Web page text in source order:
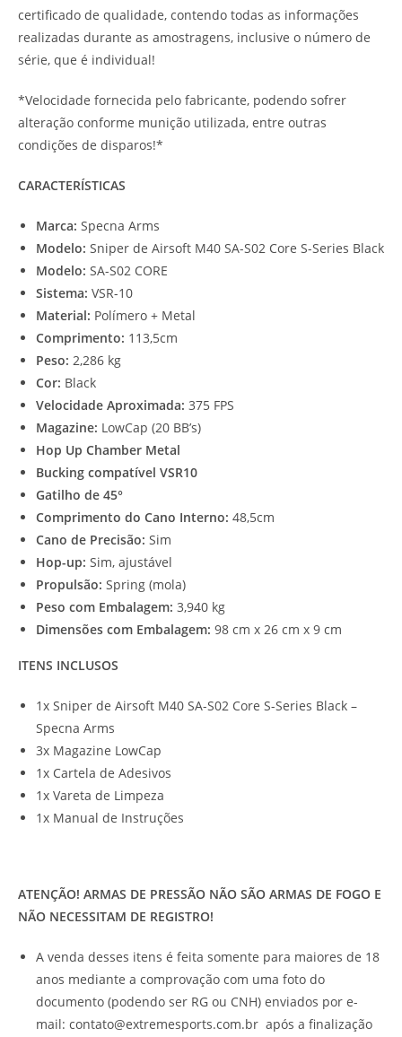
certificado de qualidade, contendo todas as informações
realizadas durante as amostragens, inclusive o número de
série, que é individual!
*Velocidade fornecida pelo fabricante, podendo sofrer
alteração conforme munição utilizada, entre outras
condições de disparos!*
CARACTERÍSTICAS
Marca: Specna Arms
Modelo: Sniper de Airsoft M40 SA-S02 Core S-Series Black
Modelo: SA-S02 CORE
Sistema: VSR-10
Material: Polímero + Metal
Comprimento: 113,5cm
Peso: 2,286 kg
Cor: Black
Velocidade Aproximada: 375 FPS
Magazine: LowCap (20 BB’s)
Hop Up Chamber Metal
Bucking compatível VSR10
Gatilho de 45°
Comprimento do Cano Interno: 48,5cm
Cano de Precisão: Sim
Hop-up: Sim, ajustável
Propulsão: Spring (mola)
Peso com Embalagem: 3,940 kg
Dimensões com Embalagem: 98 cm x 26 cm x 9 cm
ITENS INCLUSOS
1x Sniper de Airsoft M40 SA-S02 Core S-Series Black –
Specna Arms
3x Magazine LowCap
1x Cartela de Adesivos
1x Vareta de Limpeza
1x Manual de Instruções
ATENÇÃO! ARMAS DE PRESSÃO NÃO SÃO ARMAS DE FOGO E
NÃO NECESSITAM DE REGISTRO!
A venda desses itens é feita somente para maiores de 18
anos mediante a comprovação com uma foto do
documento (podendo ser RG ou CNH) enviados por e-
mail: contato@extremesports.com.br após a finalização